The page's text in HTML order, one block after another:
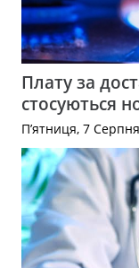
Плату за
стосуються
П’ятниця, 7